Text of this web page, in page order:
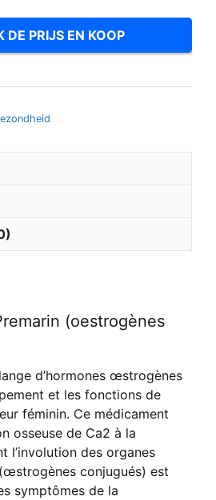
DE PRIJS EN KOOP
(oestrogènes
d’hormones œstrogènes
et les fonctions de
féminin. Ce médicament
osseuse de Ca2 à la
l’involution des organes
conjugués) est
symptômes de la